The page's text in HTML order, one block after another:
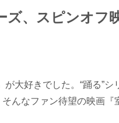
ズ、スピンオフ
大好きでした。“踊る”シ
んなファン待望の映画『